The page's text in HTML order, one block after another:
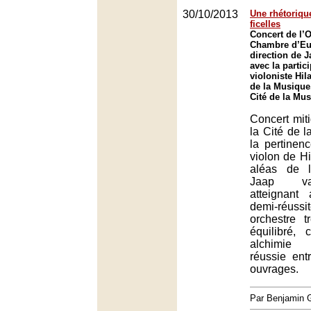
30/10/2013
Une
ficelles
Concert de
Chambre
direction de
avec la
violoniste
de la
Cité de la
Concert
la Cité de
la
violon de
aléas de
Jaap
demi-
orchestre
équilibré,
alchimie
réussie
ouvrages.
Par Benjamin